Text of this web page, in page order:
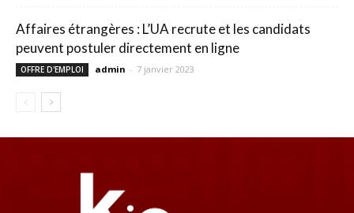
Affaires étrangères : L’UA recrute et les candidats
peuvent postuler directement en ligne
OFFRE D'EMPLOI admin - 7 janvier 2023